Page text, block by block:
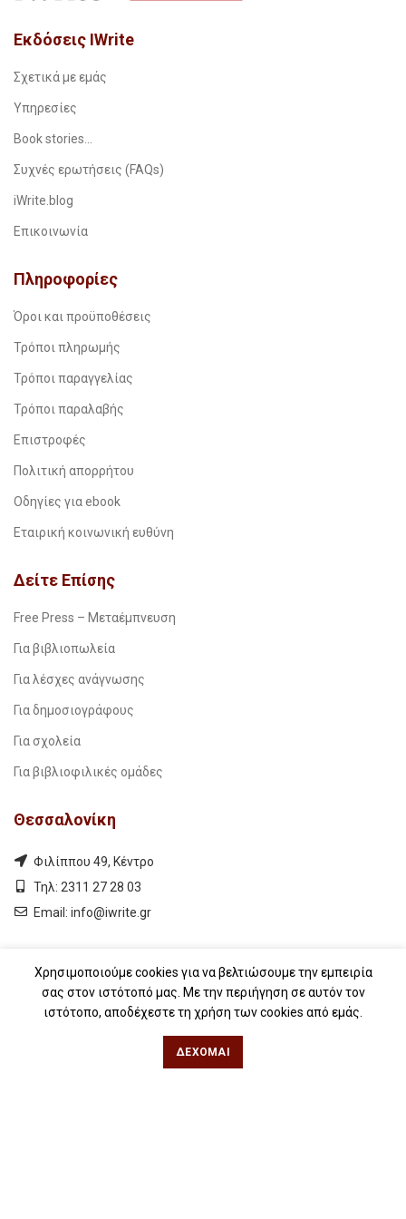
Εκδόσεις IWrite
Σχετικά με εμάς
Υπηρεσίες
Book stories…
Συχνές ερωτήσεις (FAQs)
iWrite.blog
Επικοινωνία
Πληροφορίες
Όροι και προϋποθέσεις
Τρόποι πληρωμής
Τρόποι παραγγελίας
Τρόποι παραλαβής
Επιστροφές
Πολιτική απορρήτου
Οδηγίες για ebook
Εταιρική κοινωνική ευθύνη
Δείτε Επίσης
Free Press – Μεταέμπνευση
Για βιβλιοπωλεία
Για λέσχες ανάγνωσης
Για δημοσιογράφους
Για σχολεία
Για βιβλιοφιλικές ομάδες
Θεσσαλονίκη
Φιλίππου 49, Κέντρο
Τηλ: 2311 27 28 03
Εmail: info@iwrite.gr
Αθήνα
Κωλέττη 15 & Εμ. Μπενάκη, Εξάρχεια
Χρησιμοποιούμε cookies για να βελτιώσουμε την εμπειρία
σας στον ιστότοπό μας. Με την περιήγηση σε αυτόν τον
ιστότοπο, αποδέχεστε τη χρήση των cookies από εμάς.
ΔΈΧΟΜΑΙ